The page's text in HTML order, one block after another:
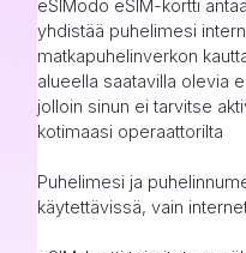
eSIModo eSIM-kortti
yhdistää puhelimesi
matkapuhelinverkon
alueella saatavilla olevia
jolloin sinun ei tarvitse
kotimaasi operaattorilta
Puhelimesi ja
käytettävissä, vain